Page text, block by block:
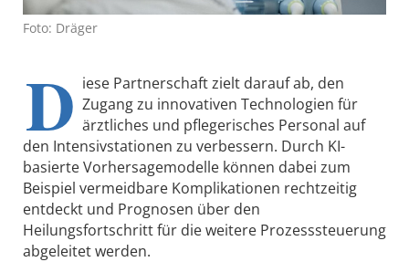
Foto: Dräger
D iese Partnerschaft zielt darauf ab, den
Zugang zu innovativen Technologien für
ärztliches und pflegerisches Personal auf
den Intensivstationen zu verbessern. Durch KI-
basierte Vorhersagemodelle können dabei zum
Beispiel vermeidbare Komplikationen rechtzeitig
entdeckt und Prognosen über den
Heilungsfortschritt für die weitere Prozesssteuerung
abgeleitet werden.